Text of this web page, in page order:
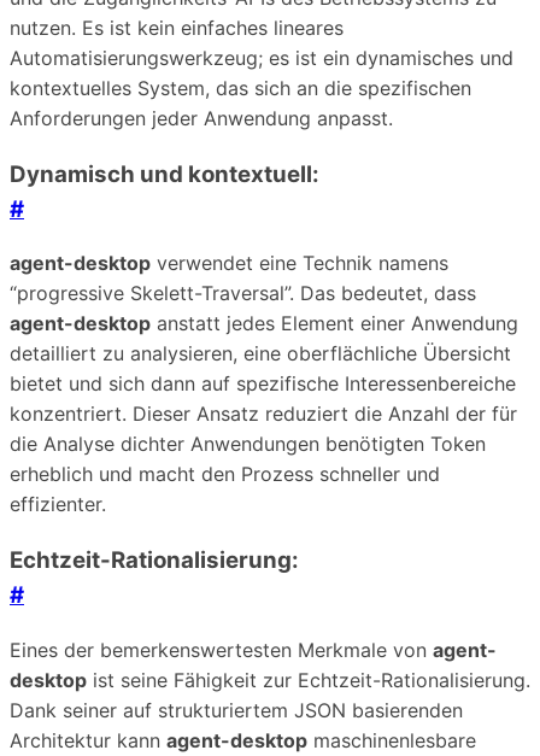
nutzen. Es ist kein einfaches lineares
Automatisierungswerkzeug; es ist ein dynamisches und
kontextuelles System, das sich an die spezifischen
Anforderungen jeder Anwendung anpasst.
Dynamisch und kontextuell:
#
agent-desktop verwendet eine Technik namens
“progressive Skelett-Traversal”. Das bedeutet, dass
agent-desktop anstatt jedes Element einer Anwendung
detailliert zu analysieren, eine oberflächliche Übersicht
bietet und sich dann auf spezifische Interessenbereiche
konzentriert. Dieser Ansatz reduziert die Anzahl der für
die Analyse dichter Anwendungen benötigten Token
erheblich und macht den Prozess schneller und
effizienter.
Echtzeit-Rationalisierung:
#
Eines der bemerkenswertesten Merkmale von agent-
desktop ist seine Fähigkeit zur Echtzeit-Rationalisierung.
Dank seiner auf strukturiertem JSON basierenden
Architektur kann agent-desktop maschinenlesbare